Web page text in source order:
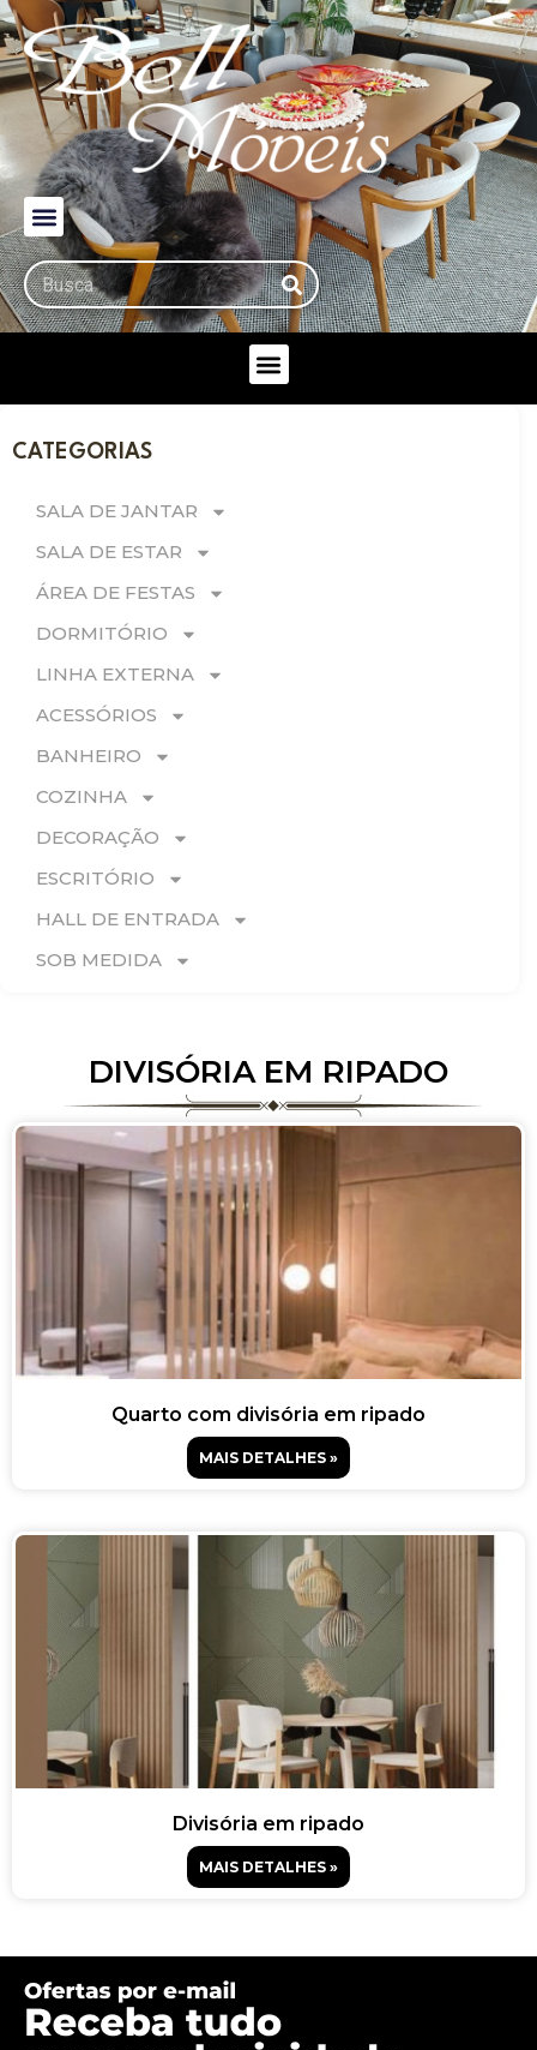
CATEGORIAS
SALA DE JANTAR
SALA DE ESTAR
ÁREA DE FESTAS
DORMITÓRIO
LINHA EXTERNA
ACESSÓRIOS
BANHEIRO
COZINHA
DECORAÇÃO
ESCRITÓRIO
HALL DE ENTRADA
SOB MEDIDA
DIVISÓRIA EM RIPADO
Quarto com divisória em ripado
MAIS DETALHES »
Divisória em ripado
MAIS DETALHES »